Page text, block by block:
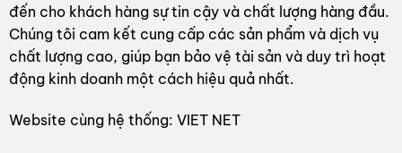
đến cho khách hàng sự tin cậy và chất lượng hàng đầu.
Chúng tôi cam kết cung cấp các sản phẩm và dịch vụ
chất lượng cao, giúp bạn bảo vệ tài sản và duy trì hoạt
động kinh doanh một cách hiệu quả nhất.
Website cùng hệ thống: VIET NET